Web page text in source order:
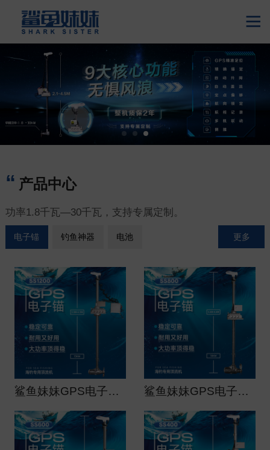

产品中心
功率1.8千瓦—30千瓦，支持专属定制。
电子锚 钓鱼神器 电池 更多
鲨鱼妹妹GPS电子锚（船用）大功率顶流机ss1200 鲨鱼妹妹GPS电子锚（船用）大功率顶流机ss800